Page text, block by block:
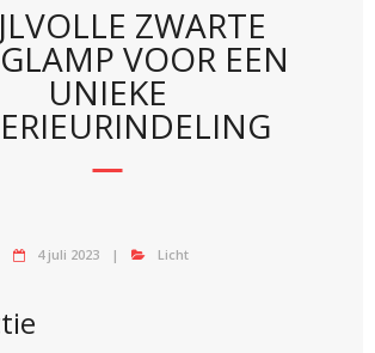
ZWARTE
VOOR EEN
UNIEKE
4 juli 2023 Licht